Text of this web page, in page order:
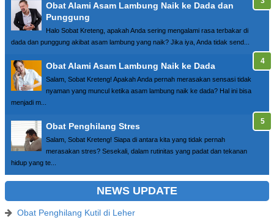
Obat Alami Asam Lambung Naik ke Dada dan
Punggung
Halo Sobat Kreteng, apakah Anda sering mengalami rasa terbakar di
dada dan punggung akibat asam lambung yang naik? Jika iya, Anda tidak send...
Obat Alami Asam Lambung Naik ke Dada
Salam, Sobat Kreteng! Apakah Anda pernah merasakan sensasi tidak
nyaman yang muncul ketika asam lambung naik ke dada? Hal ini bisa
menjadi m...
Obat Penghilang Stres
Salam, Sobat Kreteng! Siapa di antara kita yang tidak pernah
merasakan stres? Sesekali, dalam rutinitas yang padat dan tekanan
hidup yang te...
NEWS UPDATE
Obat Penghilang Kutil di Leher